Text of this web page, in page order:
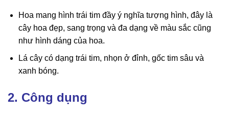
Hoa mang hình trái tim đầy ý nghĩa tượng hình, đây là
cây hoa đẹp, sang trọng và đa dạng về màu sắc cũng
như hình dáng của hoa.
Lá cây có dạng trái tim, nhọn ở đỉnh, gốc tim sâu và
xanh bóng.
2. Công dụng